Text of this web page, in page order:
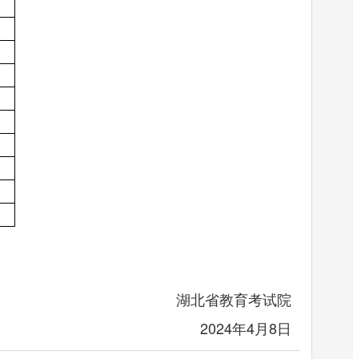
湖北省教育考试院
2024年4月8日